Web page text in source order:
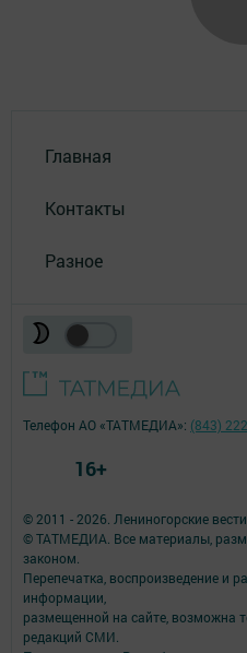
Главная
Контакты
Разное
© 2011 - 2026. Лениногорские
© ТАТМЕДИА. Все материалы,
законом.
Перепечатка, воспроизведение и
информации,
размещенной на сайте, возможна
редакций СМИ.
Телефон АО «ТАТМЕДИА»: (843)
16+